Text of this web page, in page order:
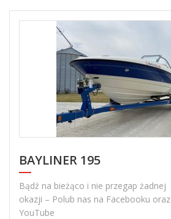
BAYLINER 195
Bądź na bieżąco i nie przegap żadnej
okazji – Polub nas na Facebooku oraz
YouTube